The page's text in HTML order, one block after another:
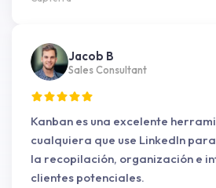
Jacob B
Sales Consultant
Kanban es una excelente
cualquiera que use LinkedIn
la recopilación, organización e
clientes potenciales.